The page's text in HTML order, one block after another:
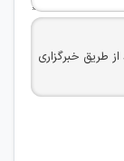
طریق خبرگزاری
مأیوس کردن